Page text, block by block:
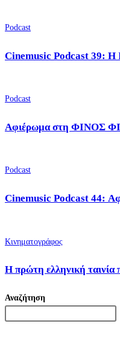
Podcast
Cinemusic Podcast 39: Η
Podcast
Αφιέρωμα στη ΦΙΝΟΣ
Podcast
Cinemusic Podcast 44:
Κινηματογράφος
Η πρώτη ελληνική ταινία
Αναζήτηση